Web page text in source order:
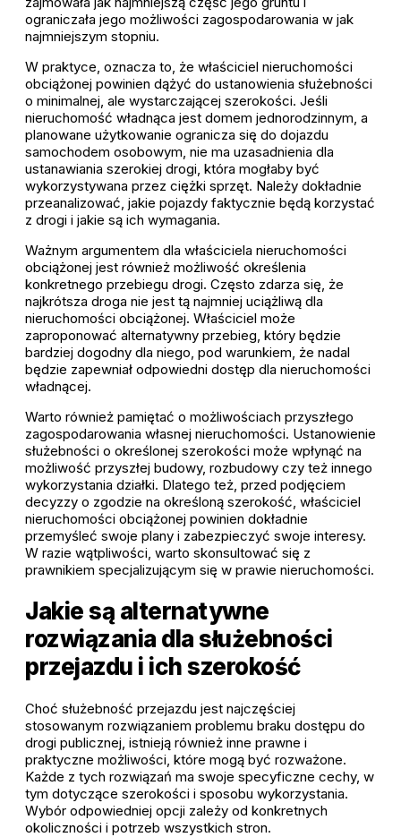
ograniczała jego możliwości zagospodarowania w jak
najmniejszym stopniu.
W praktyce, oznacza to, że właściciel nieruchomości
obciążonej powinien dążyć do ustanowienia służebności
o minimalnej, ale wystarczającej szerokości. Jeśli
nieruchomość władnąca jest domem jednorodzinnym, a
planowane użytkowanie ogranicza się do dojazdu
samochodem osobowym, nie ma uzasadnienia dla
ustanawiania szerokiej drogi, która mogłaby być
wykorzystywana przez ciężki sprzęt. Należy dokładnie
przeanalizować, jakie pojazdy faktycznie będą korzystać
z drogi i jakie są ich wymagania.
Ważnym argumentem dla właściciela nieruchomości
obciążonej jest również możliwość określenia
konkretnego przebiegu drogi. Często zdarza się, że
najkrótsza droga nie jest tą najmniej uciążliwą dla
nieruchomości obciążonej. Właściciel może
zaproponować alternatywny przebieg, który będzie
bardziej dogodny dla niego, pod warunkiem, że nadal
będzie zapewniał odpowiedni dostęp dla nieruchomości
władnącej.
Warto również pamiętać o możliwościach przyszłego
zagospodarowania własnej nieruchomości. Ustanowienie
służebności o określonej szerokości może wpłynąć na
możliwość przyszłej budowy, rozbudowy czy też innego
wykorzystania działki. Dlatego też, przed podjęciem
decyzzy o zgodzie na określoną szerokość, właściciel
nieruchomości obciążonej powinien dokładnie
przemyśleć swoje plany i zabezpieczyć swoje interesy.
W razie wątpliwości, warto skonsultować się z
prawnikiem specjalizującym się w prawie nieruchomości.
Jakie są alternatywne
rozwiązania dla służebności
przejazdu i ich szerokość
Choć służebność przejazdu jest najczęściej
stosowanym rozwiązaniem problemu braku dostępu do
drogi publicznej, istnieją również inne prawne i
praktyczne możliwości, które mogą być rozważone.
Każde z tych rozwiązań ma swoje specyficzne cechy, w
tym dotyczące szerokości i sposobu wykorzystania.
Wybór odpowiedniej opcji zależy od konkretnych
okoliczności i potrzeb wszystkich stron.